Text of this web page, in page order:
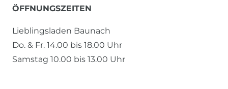
ÖFFNUNGSZEITEN
Lieblingsladen Baunach
Do. & Fr. 14.00 bis 18.00 Uhr
Samstag 10.00 bis 13.00 Uhr